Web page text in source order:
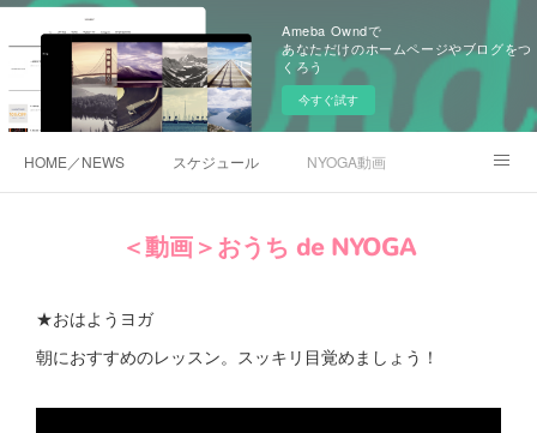
Ameba Owndで
あなただけのホームページやブログをつ
くろう
今すぐ試す
HOME／NEWS スケジュール NYOGA動画
＜動画＞おうち de NYOGA
★おはようヨガ
朝におすすめのレッスン。スッキリ目覚めましょう！